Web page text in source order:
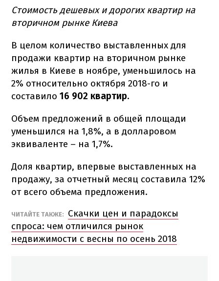
Стоимость дешевых и дорогих квартир на
вторичном рынке Киева
В целом количество выставленных для
продажи квартир на вторичном рынке
жилья в Киеве в ноябре, уменьшилось на
2% относительно октября 2018-го и
составило 16 902 квартир.
Объем предложений в общей площади
уменьшился на 1,8%, а в долларовом
эквиваленте – на 1,7%.
Доля квартир, впервые выставленных на
продажу, за отчетный месяц составила 12%
от всего объема предложения.
ЧИТАЙТЕ ТАКЖЕ:
Скачки цен и парадоксы
спроса: чем отличился рынок
недвижимости с весны по осень 2018